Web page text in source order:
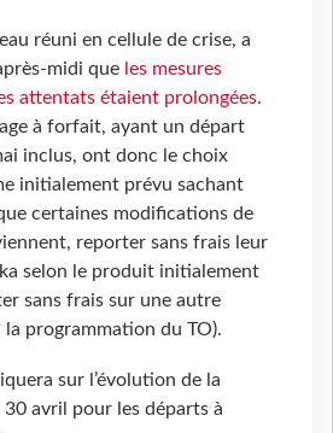
réuni en cellule de crise, a
midi que les mesures
attentats étaient prolongées.
à forfait, ayant un départ
inclus, ont donc le choix
initialement prévu sachant
certaines modifications de
reporter sans frais leur
selon le produit initialement
sans frais sur une autre
programmation du TO).
sur l’évolution de la
avril pour les départs à